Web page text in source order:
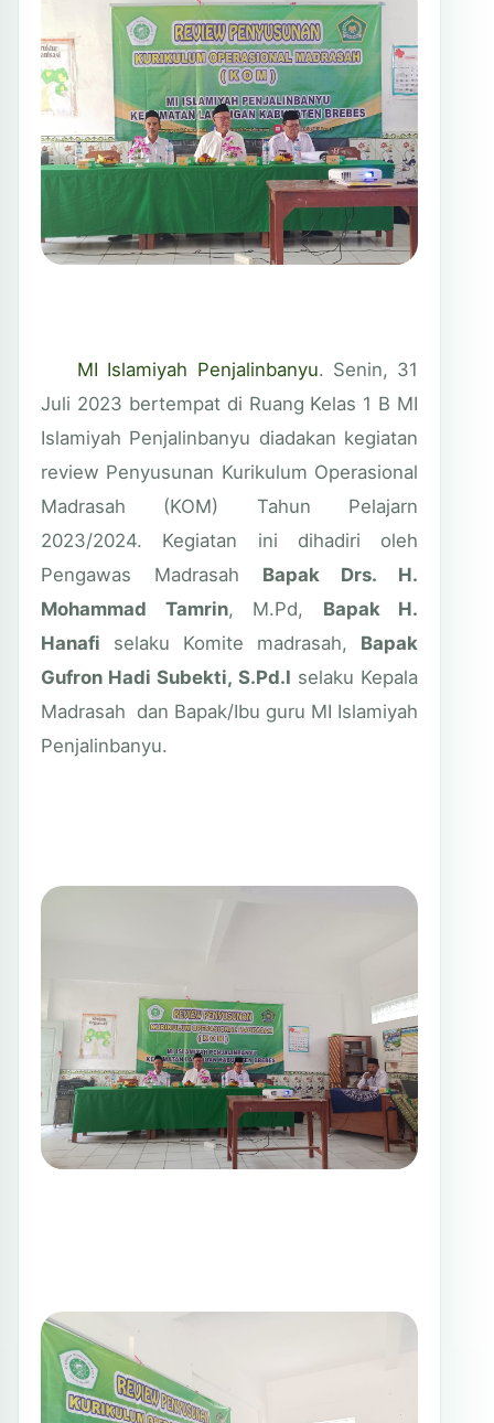
MI Islamiyah Penjalinbanyu. Senin, 31
Juli 2023 bertempat di Ruang Kelas 1 B MI
Islamiyah Penjalinbanyu diadakan kegiatan
review Penyusunan Kurikulum Operasional
Madrasah (KOM) Tahun Pelajarn
2023/2024. Kegiatan ini dihadiri oleh
Pengawas Madrasah Bapak Drs. H.
Mohammad Tamrin, M.Pd, Bapak H.
Hanafi selaku Komite madrasah, Bapak
Gufron Hadi Subekti, S.Pd.I selaku Kepala
Madrasah dan Bapak/Ibu guru MI Islamiyah
Penjalinbanyu.